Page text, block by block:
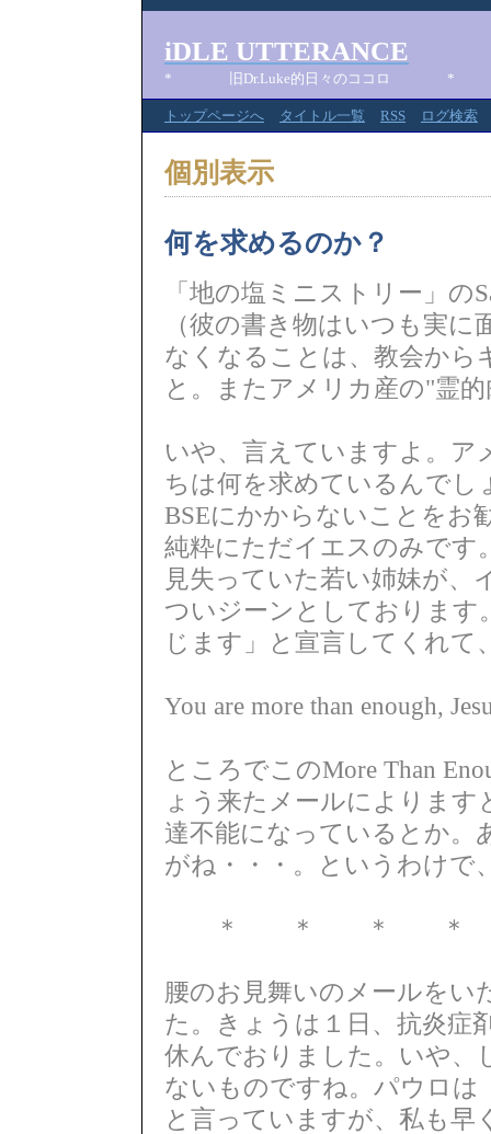
iDLE UTTERANCE
* 旧Dr.Luke的日々のココロ *
トップページへ タイトル一覧 RSS ログ検索
個別表示
何を求めるのか？
「地の塩ミニストリー」
（彼の書き物はいつも実
なくなることは、教会か
と。またアメリカ産の"霊
いや、言えていますよ。ア
ちは何を求めているんでし
BSEにかからないことをお
純粋にただイエスのみです
見失っていた若い姉妹が、
ついジーンとしております
じます」と宣言してくれ
You are more than enough,
ところでこのMore Than
ょう来たメールによりま
達不能になっているとか。
がね・・・。というわけで
＊ ＊ ＊ ＊
腰のお見舞いのメールを
た。きょうは１日、抗炎症
休んでおりました。いや、
ないものですね。パウロは
と言っていますが、私も早